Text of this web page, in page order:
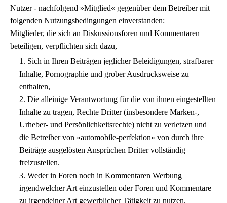
Nutzer - nachfolgend »Mitglied« gegenüber dem Betreiber mit
folgenden Nutzungsbedingungen einverstanden:
Mitglieder, die sich an Diskussionsforen und Kommentaren
beteiligen, verpflichten sich dazu,
1. Sich in Ihren Beiträgen jeglicher Beleidigungen, strafbarer
Inhalte, Pornographie und grober Ausdrucksweise zu
enthalten,
2. Die alleinige Verantwortung für die von ihnen eingestellten
Inhalte zu tragen, Rechte Dritter (insbesondere Marken-,
Urheber- und Persönlichkeitsrechte) nicht zu verletzen und
die Betreiber von »automobile-perfektion« von durch ihre
Beiträge ausgelösten Ansprüchen Dritter vollständig
freizustellen.
3. Weder in Foren noch in Kommentaren Werbung
irgendwelcher Art einzustellen oder Foren und Kommentare
zu irgendeiner Art gewerblicher Tätigkeit zu nutzen.